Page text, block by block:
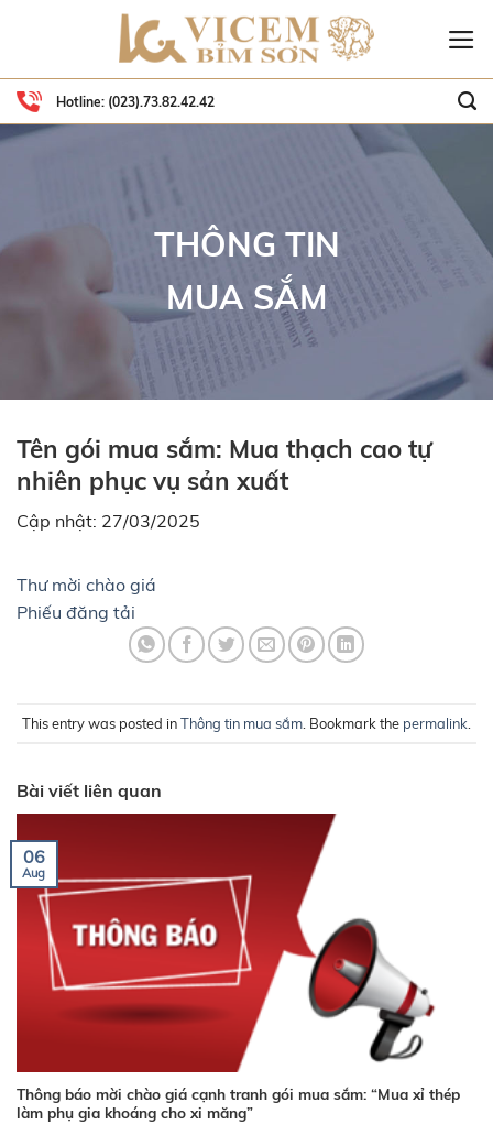
Hotline: (023).73.82.42.42
THÔNG TIN
MUA SẮM
Tên gói mua sắm: Mua thạch cao tự
nhiên phục vụ sản xuất
Cập nhật: 27/03/2025
Thư mời chào giá
Phiếu đăng tải
This entry was posted inThông tin mua sắm . Bookmark the permalink
Bài viết liên quan
Thông báo mời chào giá cạnh tranh gói mua sắm: “Mua xỉ thép
làm phụ gia khoáng cho xi măng”
06
Aug